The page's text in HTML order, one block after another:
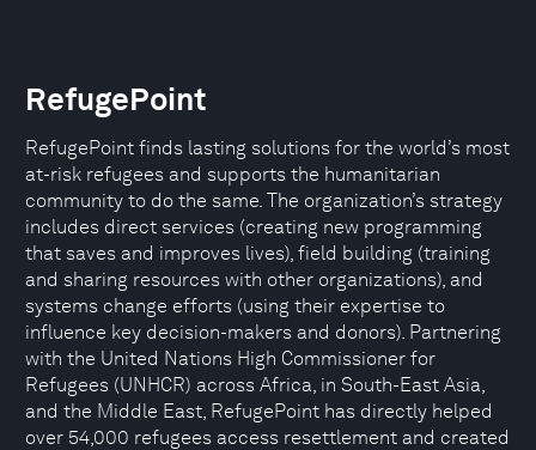
RefugePoint
RefugePoint finds lasting solutions for the world’s most
at-risk refugees and supports the humanitarian
community to do the same. The organization’s strategy
includes direct services (creating new programming
that saves and improves lives), field building (training
and sharing resources with other organizations), and
systems change efforts (using their expertise to
influence key decision-makers and donors). Partnering
with the United Nations High Commissioner for
Refugees (UNHCR) across Africa, in South-East Asia,
and the Middle East, RefugePoint has directly helped
over 54,000 refugees access resettlement and created